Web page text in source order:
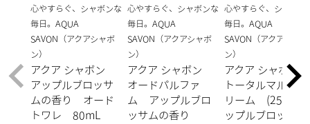
心やすらぐ、シャボンな
毎日。AQUA
SAVON（アクアシャボ
ン）
アクア シャボン
アップルブロッサ
ムの香り オード
トワレ 80mL
心やすらぐ、シャボンな
毎日。AQUA
SAVON（アクアシャボ
ン）
アクア シャボン
オードパルファ
ム アップルブロ
ッサムの香り
心やすらぐ、シャボン
毎日。AQUA
SAVON（アクアシャボ
ン）
アクア シャボン
トータルマルチク
リーム (25a)
ップルブロッサム